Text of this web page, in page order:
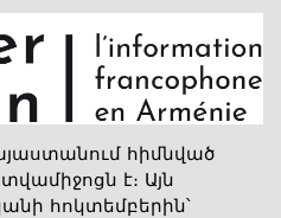
հիմնված
է։ Այն
հոկտեմբերին՝